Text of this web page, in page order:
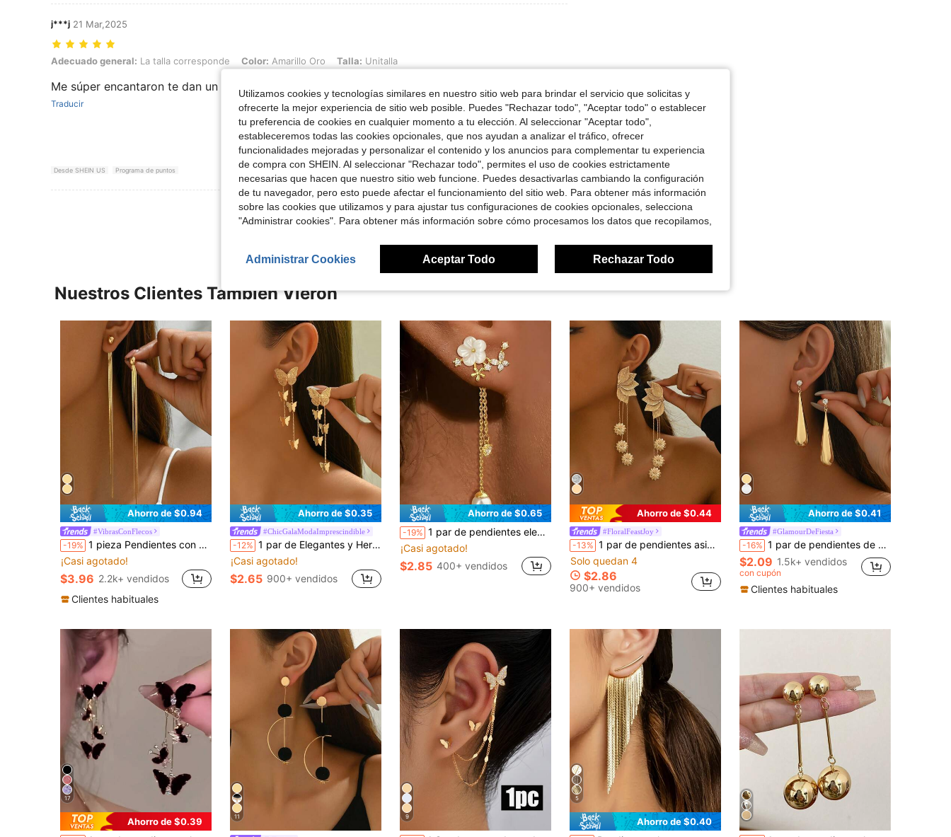
j***j 21 Mar,2025
Adecuado general: La talla corresponde, Color: Amarillo Oro, Talla: Unitalla
Adecuado general: La talla corresponde Color: Amarillo Oro Talla: Unitalla
Me súper encantaron te dan un toque elegante
Traducir
Desde SHEIN US Programa de puntos Útil (2)
Ver Más Reseñas
Nuestros Clientes También Vieron
Ahorro de $0.94
#VibrasConFlecos
-19% 1 pieza Pendientes con borlas largos chapados en oro de 18K de acero inoxidable, elegantes y románticos, de moda coreana vintage, versátiles para uso diario, regalos, fiestas y reuniones
¡Casi agotado!
$3.96 2.2k+ vendidos
Clientes habituales
Ahorro de $0.35
#ChicGalaModaImprescindible
-12% 1 par de Elegantes y Hermosos pendientes colgantes para damas, diseño geométrico de mariposa estilo vintage de metal con doble borla, pendientes largos y únicos para uso diario, citas, regalo para amigos, accesorio versátil
¡Casi agotado!
$2.65 900+ vendidos
Ahorro de $0.65
-19% 1 par de pendientes elegantes con borlas de flores y perlas falsas, estilo dulce y minimalista para mujeres
¡Casi agotado!
$2.85 400+ vendidos
Ahorro de $0.44
#FloralFeastJoy
-13% 1 par de pendientes asimétricos con hojas con flecos izquierda-derecha, para primavera/verano
Solo quedan 4
$2.86
900+ vendidos
Ahorro de $0.41
#GlamourDeFiesta
-16% 1 par de pendientes de botón con diseño de gota minimalista y elegante, adecuados para uso diario de mujeres
$2.09 1.5k+ vendidos
con cupón
Clientes habituales
17
Ahorro de $0.39
#1 Más vendidos
en Mariposa Pendientes De Mujer
11 9
¡Casi agotado!
5
Ahorro de $0.40
#4 Más vendidos en Chapado en oro de 14K Pendientes De Mujer
Utilizamos cookies y tecnologías similares en nuestro sitio web para brindar el servicio que solicitas y
ofrecerte la mejor experiencia de sitio web posible. Puedes "Rechazar todo", "Aceptar todo" o establecer
tu preferencia de cookies en cualquier momento a tu elección. Al seleccionar "Aceptar todo",
estableceremos todas las cookies opcionales, que nos ayudan a analizar el tráfico, ofrecer
funcionalidades mejoradas y personalizar el contenido y los anuncios para complementar tu experiencia
de compra con SHEIN. Al seleccionar "Rechazar todo", permites el uso de cookies estrictamente
necesarias que hacen que nuestro sitio web funcione. Puedes desactivarlas cambiando la configuración
de tu navegador, pero esto puede afectar el funcionamiento del sitio web. Para obtener más información
sobre las cookies que utilizamos y para ajustar tus configuraciones de cookies opcionales, selecciona
"Administrar cookies". Para obtener más información sobre cómo procesamos los datos que recopilamos,
Administrar Cookies Aceptar Todo Rechazar Todo